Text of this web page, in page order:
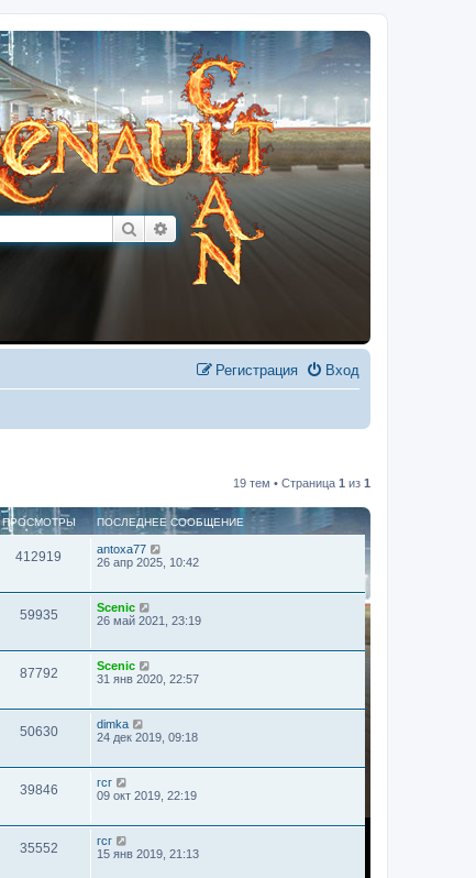
Поиск Расширенный поиск
Вход
Регистрация
19 тем • Страница 1 из 1
ПРОСМОТРЫ ПОСЛЕДНЕЕ СООБЩЕНИЕ
412919
antoxa77
26 апр 2025, 10:42
59935
Scenic
26 май 2021, 23:19
87792
Scenic
31 янв 2020, 22:57
50630
dimka
24 дек 2019, 09:18
39846
гсг
09 окт 2019, 22:19
35552
гсг
15 янв 2019, 21:13